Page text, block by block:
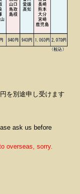
を別途申し受けます
ask us before
overseas, sorry.